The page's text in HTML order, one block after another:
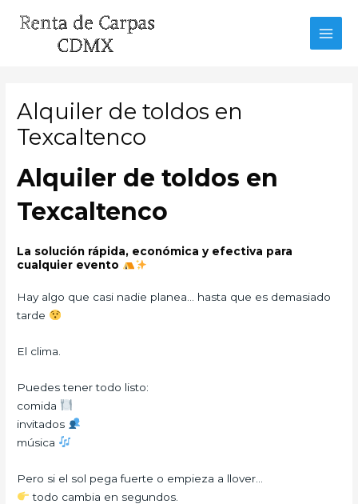
Alquiler de toldos en
Texcaltenco
Alquiler de toldos en
Texcaltenco
La solución rápida, económica y efectiva para
cualquier evento
Hay algo que casi nadie planea… hasta que es demasiado
tarde
El clima.
Puedes tener todo listo:
comida
invitados
música
Pero si el sol pega fuerte o empieza a llover…
todo cambia en segundos.